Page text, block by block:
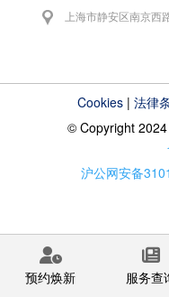
上海市静安区南京
Cookies |法律
© Copyright
沪公网安备
预约焕新 服务查